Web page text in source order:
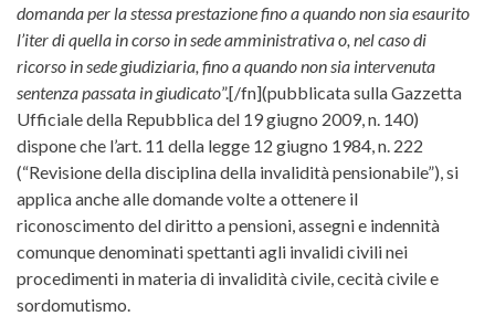
domanda per la stessa prestazione fino a quando non sia esaurito
l’iter di quella in corso in sede amministrativa o, nel caso di
ricorso in sede giudiziaria, fino a quando non sia intervenuta
sentenza passata in giudicato”.[/fn](pubblicata sulla Gazzetta
Ufficiale della Repubblica del 19 giugno 2009, n. 140)
dispone che l’art. 11 della legge 12 giugno 1984, n. 222
(“Revisione della disciplina della invalidità pensionabile”), si
applica anche alle domande volte a ottenere il
riconoscimento del diritto a pensioni, assegni e indennità
comunque denominati spettanti agli invalidi civili nei
procedimenti in materia di invalidità civile, cecità civile e
sordomutismo.